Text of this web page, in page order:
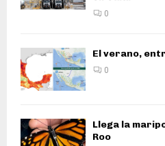
0
El verano,
0
Llega la
Roo